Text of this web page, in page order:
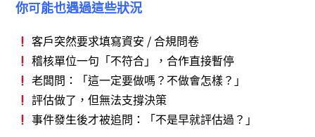
你可能也遇過這些狀況
客戶突然要求填寫資安 / 合規問卷
稽核單位一句「不符合」，合作直接暫停
老闆問：「這一定要做嗎？不做會怎樣？」
評估做了，但無法支撐決策
事件發生後才被追問：「不是早就評估過？」